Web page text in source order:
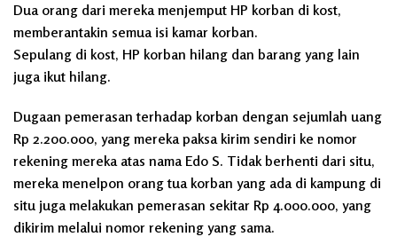
Dua orang dari mereka menjemput HP korban di kost,
memberantakin semua isi kamar korban.
Sepulang di kost, HP korban hilang dan barang yang lain
juga ikut hilang.
Dugaan pemerasan terhadap korban dengan sejumlah uang
Rp 2.200.000, yang mereka paksa kirim sendiri ke nomor
rekening mereka atas namaEdo S. Tidak berhenti dari situ,
mereka menelpon orang tua korban yang ada di kampung di
situ juga melakukan pemerasan sekitar Rp 4.000.000, yang
dikirim melalui nomor rekening yang sama.